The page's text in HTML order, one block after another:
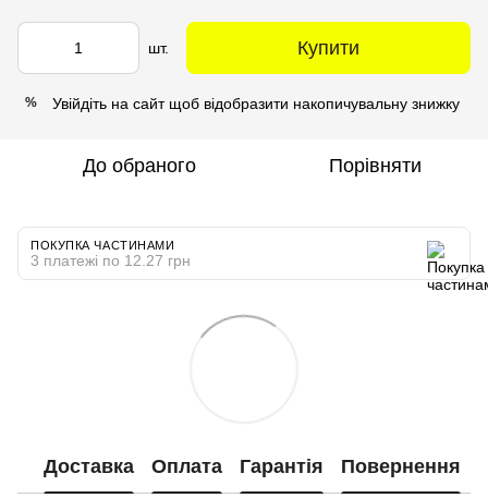
шт. Купити
% Увійдіть на сайтщоб відобразити накопичувальну знижку
До обраного Порівняти
ПОКУПКА ЧАСТИНАМИ
3 платежі по 12.27 грн
Доставка Оплата Гарантія Повернення